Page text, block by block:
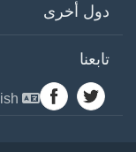
دول أخرى
تابعنا